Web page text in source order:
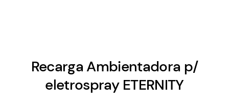
Recarga Ambientadora p/
eletrospray ETERNITY